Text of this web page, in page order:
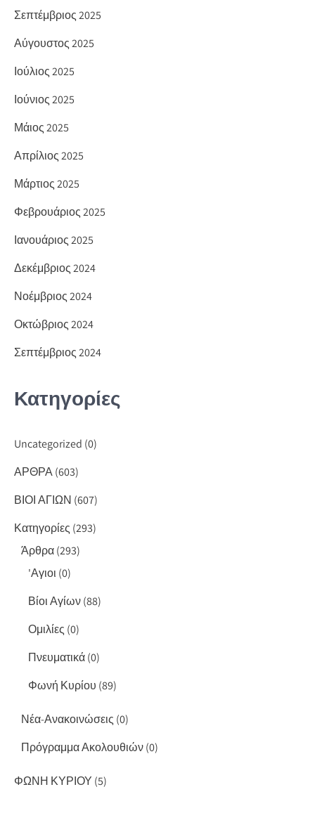
Σεπτέμβριος 2025
Αύγουστος 2025
Ιούλιος 2025
Ιούνιος 2025
Μάιος 2025
Απρίλιος 2025
Μάρτιος 2025
Φεβρουάριος 2025
Ιανουάριος 2025
Δεκέμβριος 2024
Νοέμβριος 2024
Οκτώβριος 2024
Σεπτέμβριος 2024
Κατηγορίες
Uncategorized (0)
ΑΡΘΡΑ(603)
ΒΙΟΙ ΑΓΙΩΝ (607)
Κατηγορίες (293)
Άρθρα(293)
'Αγιοι (0)
Βίοι Αγίων(88)
Ομιλίες (0)
Πνευματικά(0)
Φωνή Κυρίου (89)
Νέα-Ανακοινώσεις (0)
Πρόγραμμα Ακολουθιών(0)
ΦΩΝΗ ΚΥΡΙΟΥ (5)